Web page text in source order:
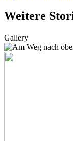
Weitere
Gallery